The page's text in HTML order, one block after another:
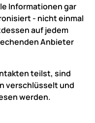
Informationen gar
- nicht einmal
auf jedem
Anbieter
teilst, sind
verschlüsselt und
werden.